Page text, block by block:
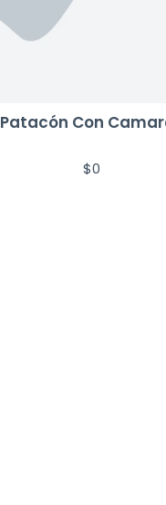
Patacón Con
$0